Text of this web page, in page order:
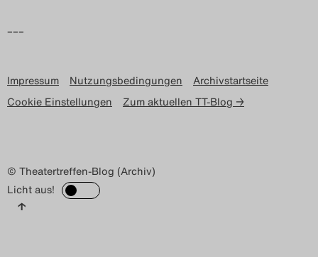
–––
Impressum Nutzungsbedingungen
Archivstartseite
Cookie Einstellungen
Zum aktuellen TT-Blog →
© Theatertreffen-Blog (Archiv)
Licht aus!
↑